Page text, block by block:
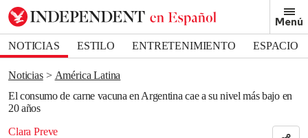
Menú
NOTICIAS ESTILO ENTRETENIMIENTO
ESPACIO
DEPORTES
Noticias
América Latina
El consumo de carne vacuna en Argentina cae a su nivel más bajo en
20 años
Clara Preve
Bookmark popover
Removed from bookmarks
Close popover